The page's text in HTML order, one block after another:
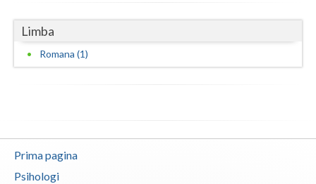
Vaslui
Vrancea
Limba
Romana (1)
Prima pagina
Psihologi